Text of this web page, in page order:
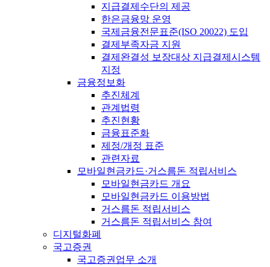
지급결제수단의 제공
한은금융망 운영
국제금융전문표준(ISO 20022) 도입
결제부족자금 지원
결제완결성 보장대상 지급결제시스템
지정
금융정보화
추진체계
관계법령
추진현황
금융표준화
제정/개정 표준
관련자료
모바일현금카드·거스름돈 적립서비스
모바일현금카드 개요
모바일현금카드 이용방법
거스름돈 적립서비스
거스름돈 적립서비스 참여
디지털화폐
국고증권
국고증권업무 소개